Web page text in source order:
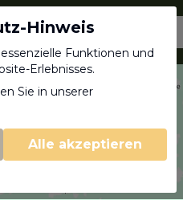
Hinweis
Funktionen und
Erlebnisses.
Sie in unserer
Alle akzeptieren